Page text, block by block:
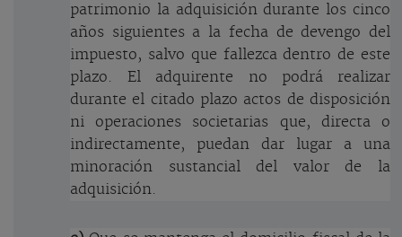
patrimonio la adquisición durante los cinco
años siguientes a la fecha de devengo del
impuesto, salvo que fallezca dentro de este
plazo. El adquirente no podrá realizar
durante el citado plazo actos de disposición
ni operaciones societarias que, directa o
indirectamente, puedan dar lugar a una
minoración sustancial del valor de la
adquisición.